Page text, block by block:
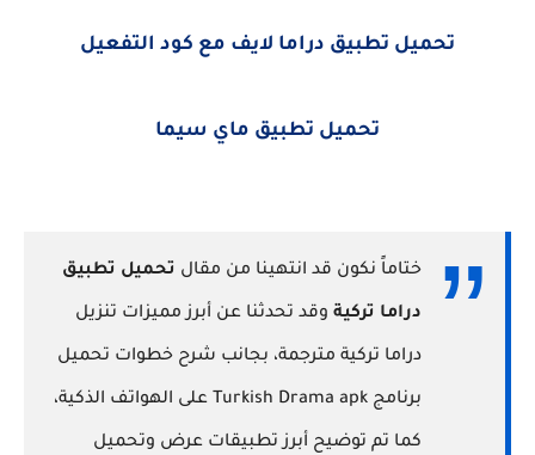
تحميل تطبيق دراما لايف مع كود التفعيل
تحميل تطبيق ماي سيما
ختاماً نكون قد انتهينا من مقال تحميل تطبيق
دراما تركية وقد تحدثنا عن أبرز مميزات تنزيل
دراما تركية مترجمة، بجانب شرح خطوات تحميل
برنامج Turkish Drama apk على الهواتف الذكية،
كما تم توضيح أبرز تطبيقات عرض وتحميل